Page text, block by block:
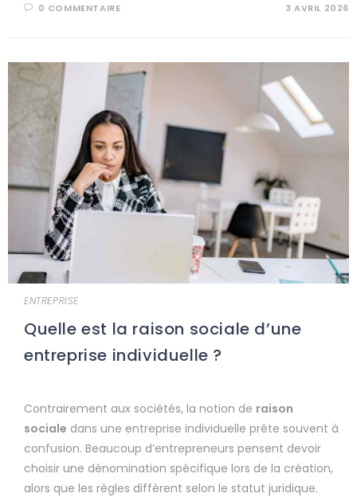
0 COMMENTAIRE 3 AVRIL 2026
ENTREPRISE
Quelle est la raison sociale d’une
entreprise individuelle ?
Contrairement aux sociétés, la notion de raison
sociale dans une entreprise individuelle prête souvent à
confusion. Beaucoup d’entrepreneurs pensent devoir
choisir une dénomination spécifique lors de la création,
alors que les règles diffèrent selon le statut juridique.